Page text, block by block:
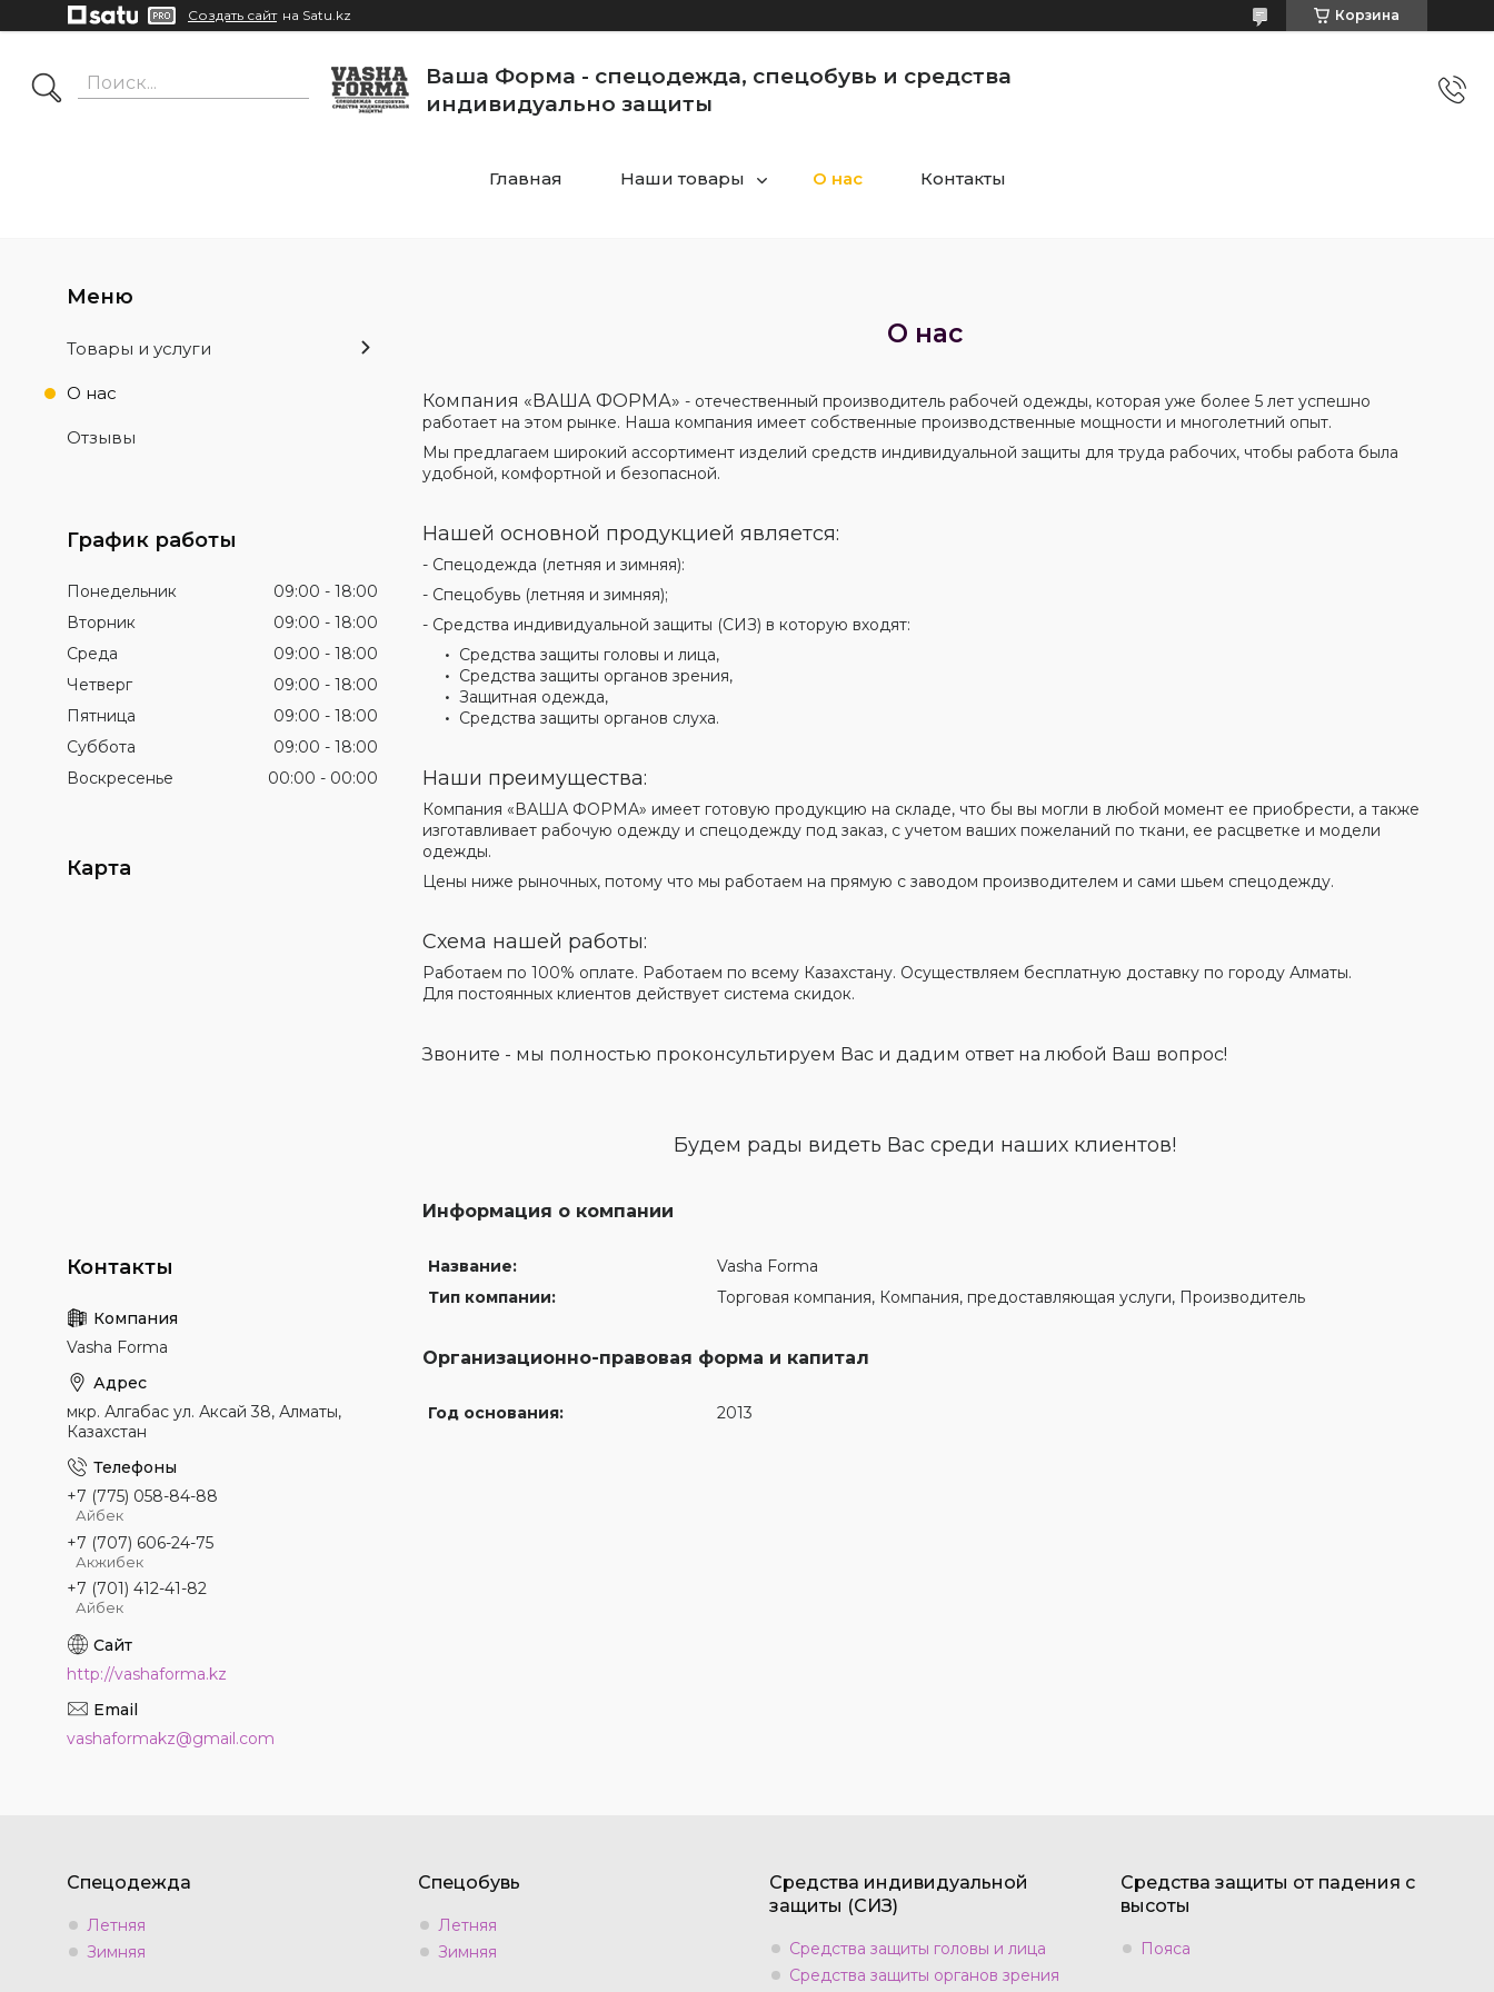
Создать сайт на Satu.kz Корзина
Ваша Форма - спецодежда, спецобувь и средства
индивидуально защиты
Главная Наши товары О нас Контакты
О нас
Компания «ВАША ФОРМА» - отечественный производитель рабочей одежды, которая уже более 5 лет успешно
работает на этом рынке. Наша компания имеет собственные производственные мощности и многолетний опыт.
Мы предлагаем широкий ассортимент изделий средств индивидуальной защиты для труда рабочих, чтобы работа была
удобной, комфортной и безопасной.
Нашей основной продукцией является:
- Спецодежда (летняя и зимняя):
- Спецобувь (летняя и зимняя);
- Средства индивидуальной защиты (СИЗ) в которую входят:
Средства защиты головы и лица,
Средства защиты органов зрения,
Защитная одежда,
Средства защиты органов слуха.
Наши преимущества:
Компания «ВАША ФОРМА» имеет готовую продукцию на складе, что бы вы могли в любой момент ее приобрести, а также
изготавливает рабочую одежду и спецодежду под заказ, с учетом ваших пожеланий по ткани, ее расцветке и модели
одежды.
Цены ниже рыночных, потому что мы работаем на прямую с заводом производителем и сами шьем спецодежду.
Схема нашей работы:
Работаем по 100% оплате. Работаем по всему Казахстану. Осуществляем бесплатную доставку по городу Алматы.
Для постоянных клиентов действует система скидок.
Звоните - мы полностью проконсультируем Вас и дадим ответ на любой Ваш вопрос!
Будем рады видеть Вас среди наших клиентов!
Информация о компании
Название:
Vasha Forma
Тип компании:
Торговая компания, Компания, предоставляющая услуги, Производитель
Организационно-правовая форма и капитал
Год основания: 2013
Товары и услуги
О нас
Отзывы
График работы
Понедельник 09:00
18:00
Вторник
09:00
18:00
Среда
09:00
18:00
Четверг
09:00
18:00
Пятница
09:00
18:00
Суббота
09:00
18:00
Воскресенье
00:00 00:00
Карта
Vasha Forma
мкр. Алгабас ул. Аксай 38, Алматы,
Казахстан
+7 (775) 058-84-88
Айбек
+7 (707) 606-24-75
Акжибек
+7 (701) 412-41-82
Айбек
http://vashaforma.kz
vashaformakz@gmail.com
Спецодежда
Летняя
Зимняя
Спецобувь
Летняя
Зимняя
Средства индивидуальной
защиты (СИЗ)
Средства защиты головы и лица
Средства защиты органов зрения
Средства защиты от падения с
высоты
Пояса